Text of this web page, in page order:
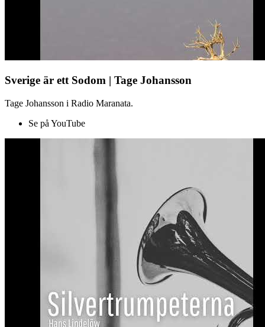
Sverige är ett Sodom | Tage Johansson
Tage Johansson i Radio Maranata.
Se på YouTube